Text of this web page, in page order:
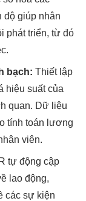
độ giúp nhân
phát triển, từ đó
bạch: Thiết lập
hiệu suất của
quan. Dữ liệu
tính toán lương
viên.
tự động cập
lao động,
các sự kiện